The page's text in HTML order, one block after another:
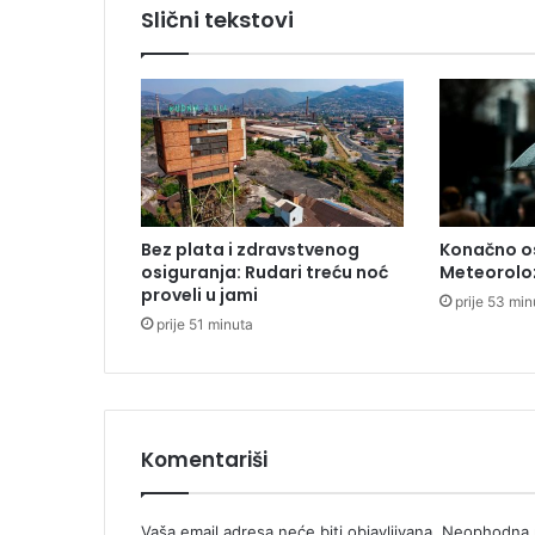
j
a
l
b
o
g
a
t
i
m
a
,
t
i
n
j
Slični tekstovi
Bez plata i zdravstvenog
osiguranja: Rudari treću noć
proveli u jami
prije 51 minuta
Konačno
prije 53
Komentariši